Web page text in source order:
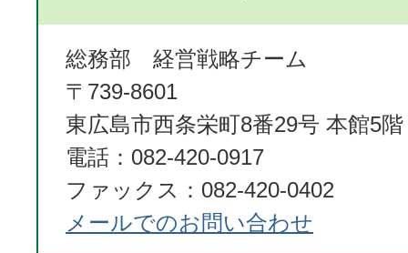
総務部 経営戦略チーム
〒739-8601
東広島市西条栄町8番29号 本館5階
電話：082-420-0917
ファックス：082-420-0402
メールでのお問い合わせ